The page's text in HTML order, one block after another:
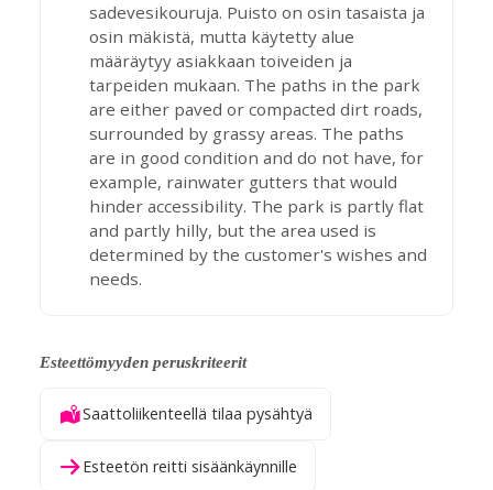
sadevesikouruja. Puisto on osin tasaista ja
osin mäkistä, mutta käytetty alue
määräytyy asiakkaan toiveiden ja
tarpeiden mukaan. The paths in the park
are either paved or compacted dirt roads,
surrounded by grassy areas. The paths
are in good condition and do not have, for
example, rainwater gutters that would
hinder accessibility. The park is partly flat
and partly hilly, but the area used is
determined by the customer's wishes and
needs.
Esteettömyyden peruskriteerit
Saattoliikenteellä tilaa pysähtyä
Esteetön reitti sisäänkäynnille